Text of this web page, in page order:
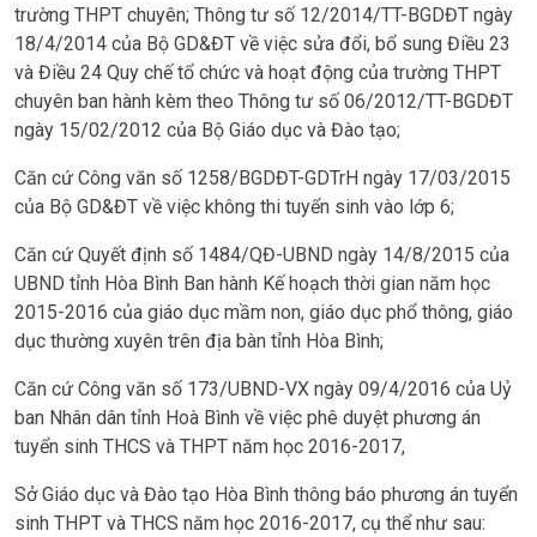
trường THPT chuyên; Thông tư số 12/2014/TT-BGDĐT ngày
18/4/2014 của Bộ GD&ĐT về việc sửa đổi, bổ sung Điều 23
và Điều 24 Quy chế tổ chức và hoạt động của trường THPT
chuyên ban hành kèm theo Thông tư số 06/2012/TT-BGDĐT
ngày 15/02/2012 của Bộ Giáo dục và Đào tạo;
Căn cứ Công văn số 1258/BGDĐT-GDTrH ngày 17/03/2015
của Bộ GD&ĐT về việc không thi tuyển sinh vào lớp 6;
Căn cứ Quyết định số 1484/QĐ-UBND ngày 14/8/2015 của
UBND tỉnh Hòa Bình Ban hành Kế hoạch thời gian năm học
2015-2016 của giáo dục mầm non, giáo dục phổ thông, giáo
dục thường xuyên trên địa bàn tỉnh Hòa Bình;
Căn cứ Công văn số 173/UBND-VX ngày 09/4/2016 của Uỷ
ban Nhân dân tỉnh Hoà Bình về việc phê duyệt phương án
tuyển sinh THCS và THPT năm học 2016-2017,
Sở Giáo dục và Đào tạo Hòa Bình thông báo phương án tuyển
sinh THPT và THCS năm học 2016-2017, cụ thể như sau: